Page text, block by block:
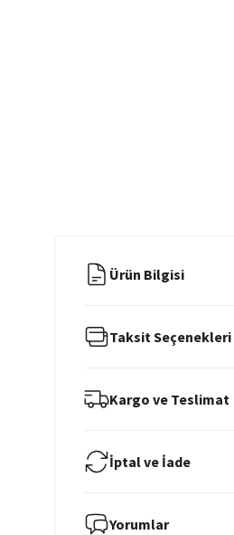
Ürün Bilgisi
Taksit Seçenekleri
Kargo ve Teslimat
İptal ve İade
Yorumlar